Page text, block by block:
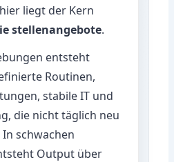
liegt der Kern
stellenangebote.
entsteht
Routinen,
stabile IT und
die nicht täglich neu
schwachen
Output über